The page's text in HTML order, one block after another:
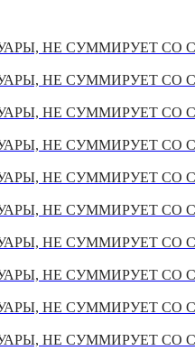
НЕ СУММИРУЕТ СО
НЕ СУММИРУЕТ СО
НЕ СУММИРУЕТ СО
НЕ СУММИРУЕТ СО
НЕ СУММИРУЕТ СО
НЕ СУММИРУЕТ СО
НЕ СУММИРУЕТ СО
НЕ СУММИРУЕТ СО
НЕ СУММИРУЕТ СО
НЕ СУММИРУЕТ СО